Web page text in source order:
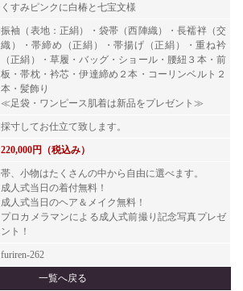
くすみピンクに白椿と七宝文様
振袖（表地：正絹）・袋帯（西陣織）・長襦袢（交
織）・帯締め（正絹）・帯揚げ（正絹）・重ね衿
（正絹）・草履・バッグ・ショール・腰紐３本・前
板・帯枕・衿芯・伊達締め２本・コーリンベルト２
本・髪飾り
≪足袋・ワンピース肌着は新品をプレゼント≫
採寸してお仕立て致します。
220,000円（税込み）
帯、小物はたくさんの中から自由に選べます。
成人式当日の着付無料！
成人式当日のヘア＆メイク無料！
プロカメラマンによる成人式前撮り記念写真プレゼ
ント！
furiren‐262
一覧へ戻る